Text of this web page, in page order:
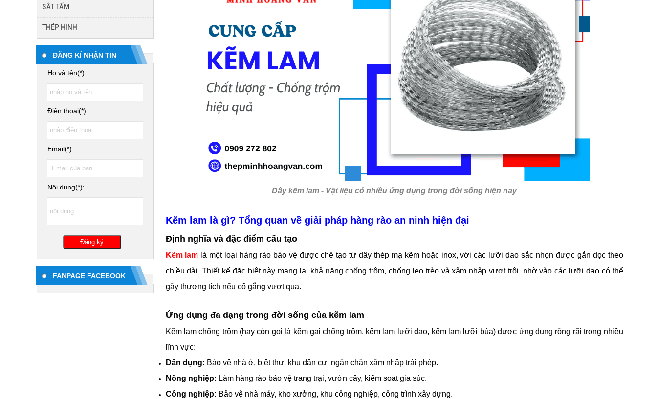
Dây kẽm lam - Vật liệu có nhiều ứng dụng trong đời sống hiện nay
Kẽm lam là gì? Tổng quan về giải pháp hàng rào an ninh hiện đại
Định nghĩa và đặc điểm cấu tạo
Kẽm lam là một loại hàng rào bảo vệ được chế tạo từ dây thép mạ kẽm hoặc inox, với các lưỡi dao sắc nhọn được gắn dọc theo
chiều dài. Thiết kế đặc biệt này mang lại khả năng chống trộm, chống leo trèo và xâm nhập vượt trội, nhờ vào các lưỡi dao có thể
gây thương tích nếu cố gắng vượt qua.
Ứng dụng đa dạng trong đời sống của kẽm lam
Kẽm lam chống trộm (hay còn gọi là kẽm gai chống trộm, kẽm lam lưỡi dao, kẽm lam lưỡi búa) được ứng dụng rộng rãi trong nhiều
lĩnh vực:
Dân dụng: Bảo vệ nhà ở, biệt thự, khu dân cư, ngăn chặn xâm nhập trái phép.
Nông nghiệp: Làm hàng rào bảo vệ trang trại, vườn cây, kiểm soát gia súc.
Công nghiệp: Bảo vệ nhà máy, kho xưởng, khu công nghiệp, công trình xây dựng.
SẮT TẤM
THÉP HÌNH
ĐĂNG KÍ NHẬN TIN
Họ và tên(*):
Điện thoại(*):
Email(*):
Nôi dung(*):
FANPAGE FACEBOOK